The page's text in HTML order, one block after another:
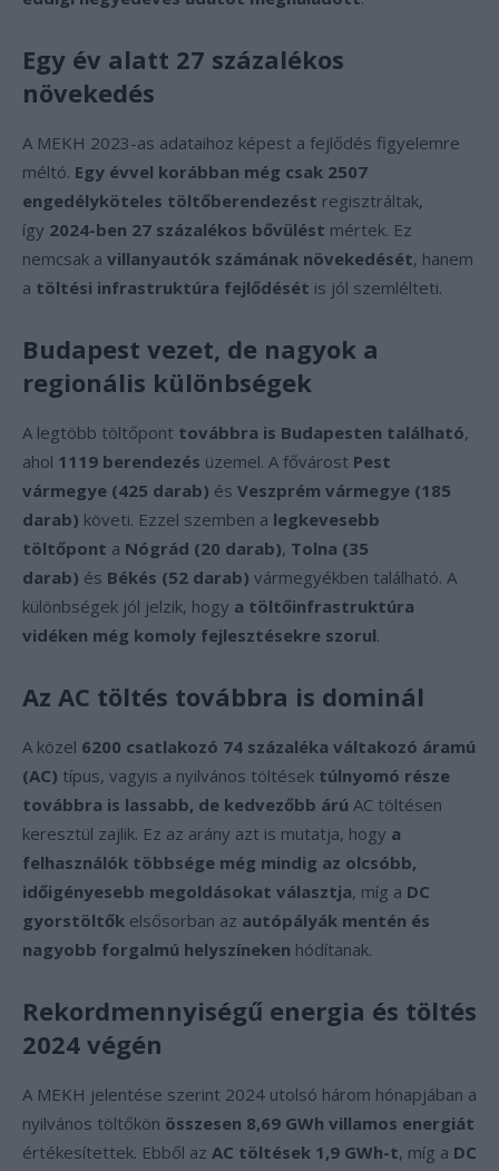
Egy év alatt 27 százalékos
növekedés
A MEKH 2023-as adataihoz képest a fejlődés figyelemre
méltó. Egy évvel korábban még csak 2507
engedélyköteles töltőberendezést regisztráltak,
így 2024-ben 27 százalékos bővülést mértek. Ez
nemcsak a villanyautók számának növekedését, hanem
a töltési infrastruktúra fejlődését is jól szemlélteti.
Budapest vezet, de nagyok a
regionális különbségek
A legtöbb töltőpont továbbra is Budapesten található,
ahol 1119 berendezés üzemel. A fővárost Pest
vármegye (425 darab) és Veszprém vármegye (185
darab) követi. Ezzel szemben a legkevesebb
töltőpont a Nógrád (20 darab), Tolna (35
darab) és Békés (52 darab) vármegyékben található. A
különbségek jól jelzik, hogy a töltőinfrastruktúra
vidéken még komoly fejlesztésekre szorul.
Az AC töltés továbbra is dominál
A közel 6200 csatlakozó 74 százaléka váltakozó áramú
(AC) típus, vagyis a nyilvános töltések túlnyomó része
továbbra is lassabb, de kedvezőbb árú AC töltésen
keresztül zajlik. Ez az arány azt is mutatja, hogy a
felhasználók többsége még mindig az olcsóbb,
időigényesebb megoldásokat választja, míg a DC
gyorstöltők elsősorban az autópályák mentén és
nagyobb forgalmú helyszíneken hódítanak.
Rekordmennyiségű energia és töltés
2024 végén
A MEKH jelentése szerint 2024 utolsó három hónapjában a
nyilvános töltőkön összesen 8,69 GWh villamos energiát
értékesítettek. Ebből az AC töltések 1,9 GWh-t, míg a DC